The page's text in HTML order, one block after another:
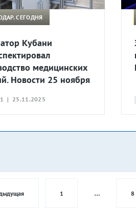
СЕГОДНЯ
Кубани
медицинских
Новости 25 ноября
| 25.11.2025
1 … 8